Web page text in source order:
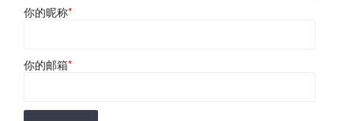
你的昵称*
你的邮箱*